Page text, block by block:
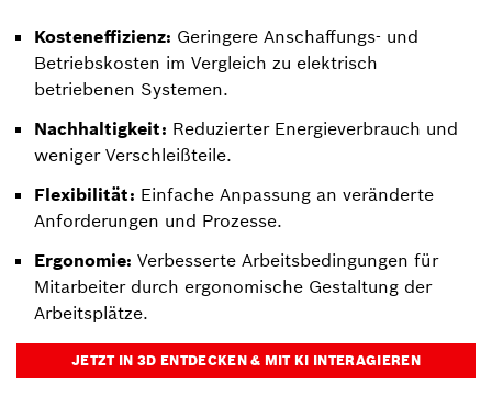
Kosteneffizienz: Geringere Anschaffungs- und
Betriebskosten im Vergleich zu elektrisch
betriebenen Systemen.
Nachhaltigkeit: Reduzierter Energieverbrauch und
weniger Verschleißteile.
Flexibilität: Einfache Anpassung an veränderte
Anforderungen und Prozesse.
Ergonomie: Verbesserte Arbeitsbedingungen für
Mitarbeiter durch ergonomische Gestaltung der
Arbeitsplätze.
JETZT IN 3D ENTDECKEN & MIT KI INTERAGIEREN